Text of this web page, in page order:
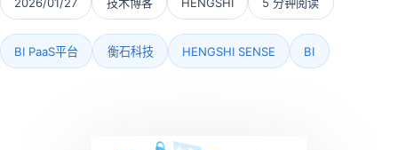
BI PaaS平台 衡石科技 HENGSHI SENSE BI